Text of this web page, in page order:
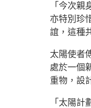
「今次
亦特別珍
誼，這種
太陽使者
處於一個
重物，設
「太陽